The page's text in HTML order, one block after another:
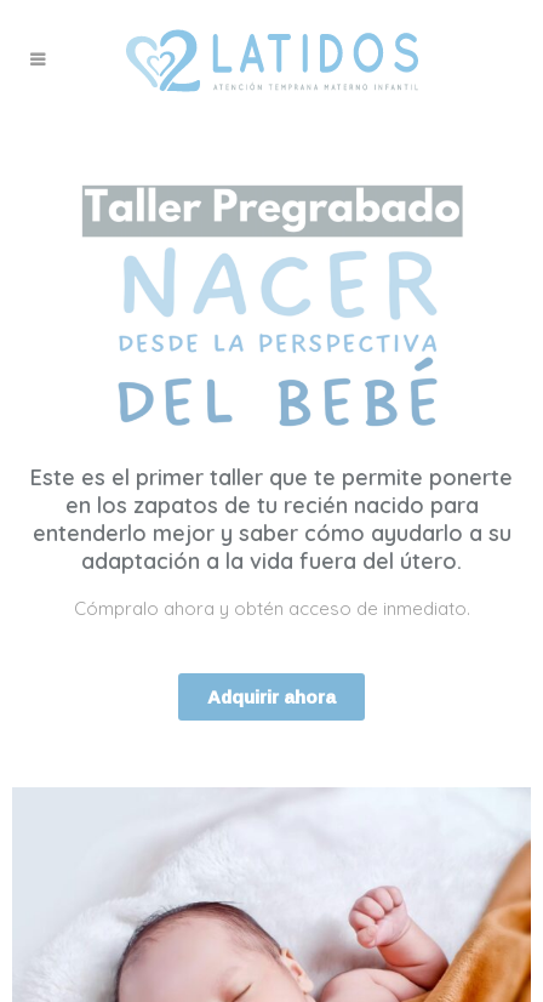
Este es el primer taller que te permite ponerte
en los zapatos de tu recién nacido para
entenderlo mejor y saber cómo ayudarlo a su
adaptación a la vida fuera del útero.
Cómpralo ahora y obtén acceso de inmediato.
Adquirir ahora